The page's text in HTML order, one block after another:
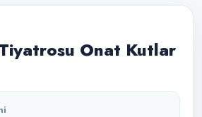
Onat Kutlar